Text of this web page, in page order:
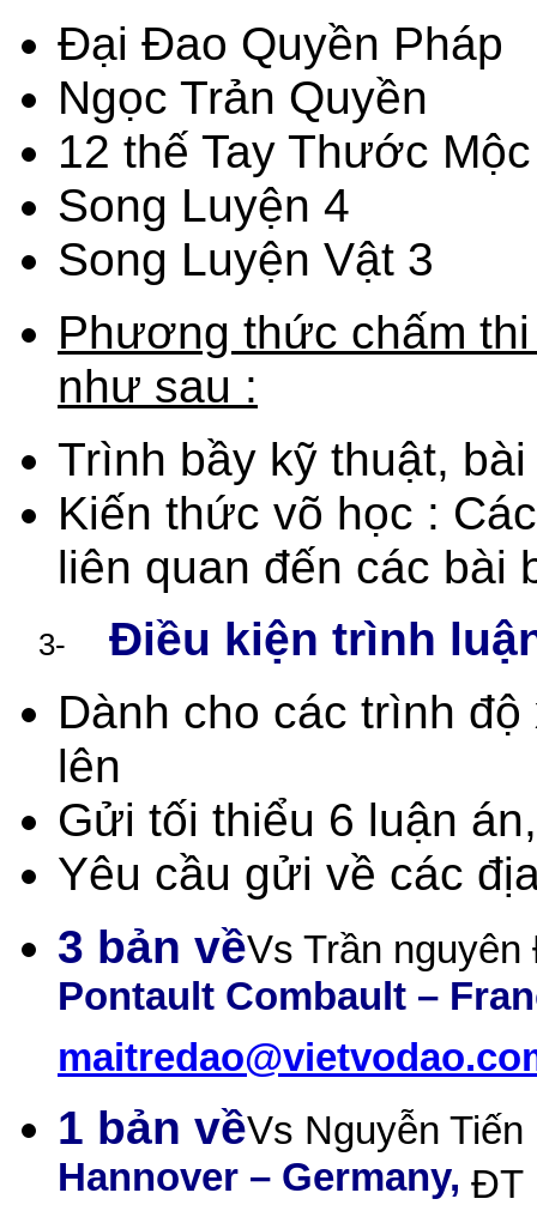
Đại Đao Quyền Pháp
Ngọc Trản Quyền
12 thế Tay Thước
Song Luyện 4
Song Luyện Vật 3
Phương thức chấm
như sau :
Trình bầy kỹ thuật,
Kiến thức võ học :
liên quan đến các bài
3-
Điều kiện trình
Dành cho các trình
lên
Gửi tối thiểu 6 luận
Yêu cầu gửi về các
3 bản vềVs Trần
Pontault Combault –
1 bản vềVs Nguyễn Tiến
Hannover – Germany, ĐT